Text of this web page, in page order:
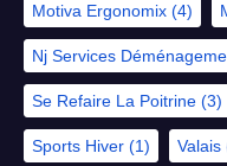
Motiva Ergonomix (4)
Nj Services
Se Refaire La Poitrine (3)
Sports Hiver (1) Valais